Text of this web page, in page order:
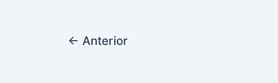
← Anterior